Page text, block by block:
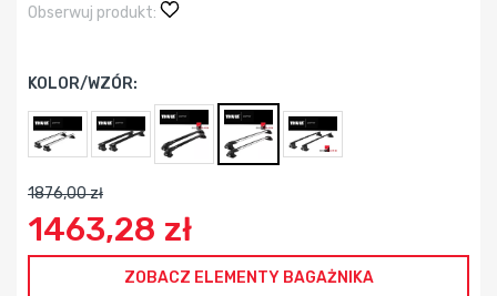
Obserwuj produkt:
KOLOR/WZÓR:
1876,00 zł
1463,28 zł
ZOBACZ ELEMENTY BAGAŻNIKA